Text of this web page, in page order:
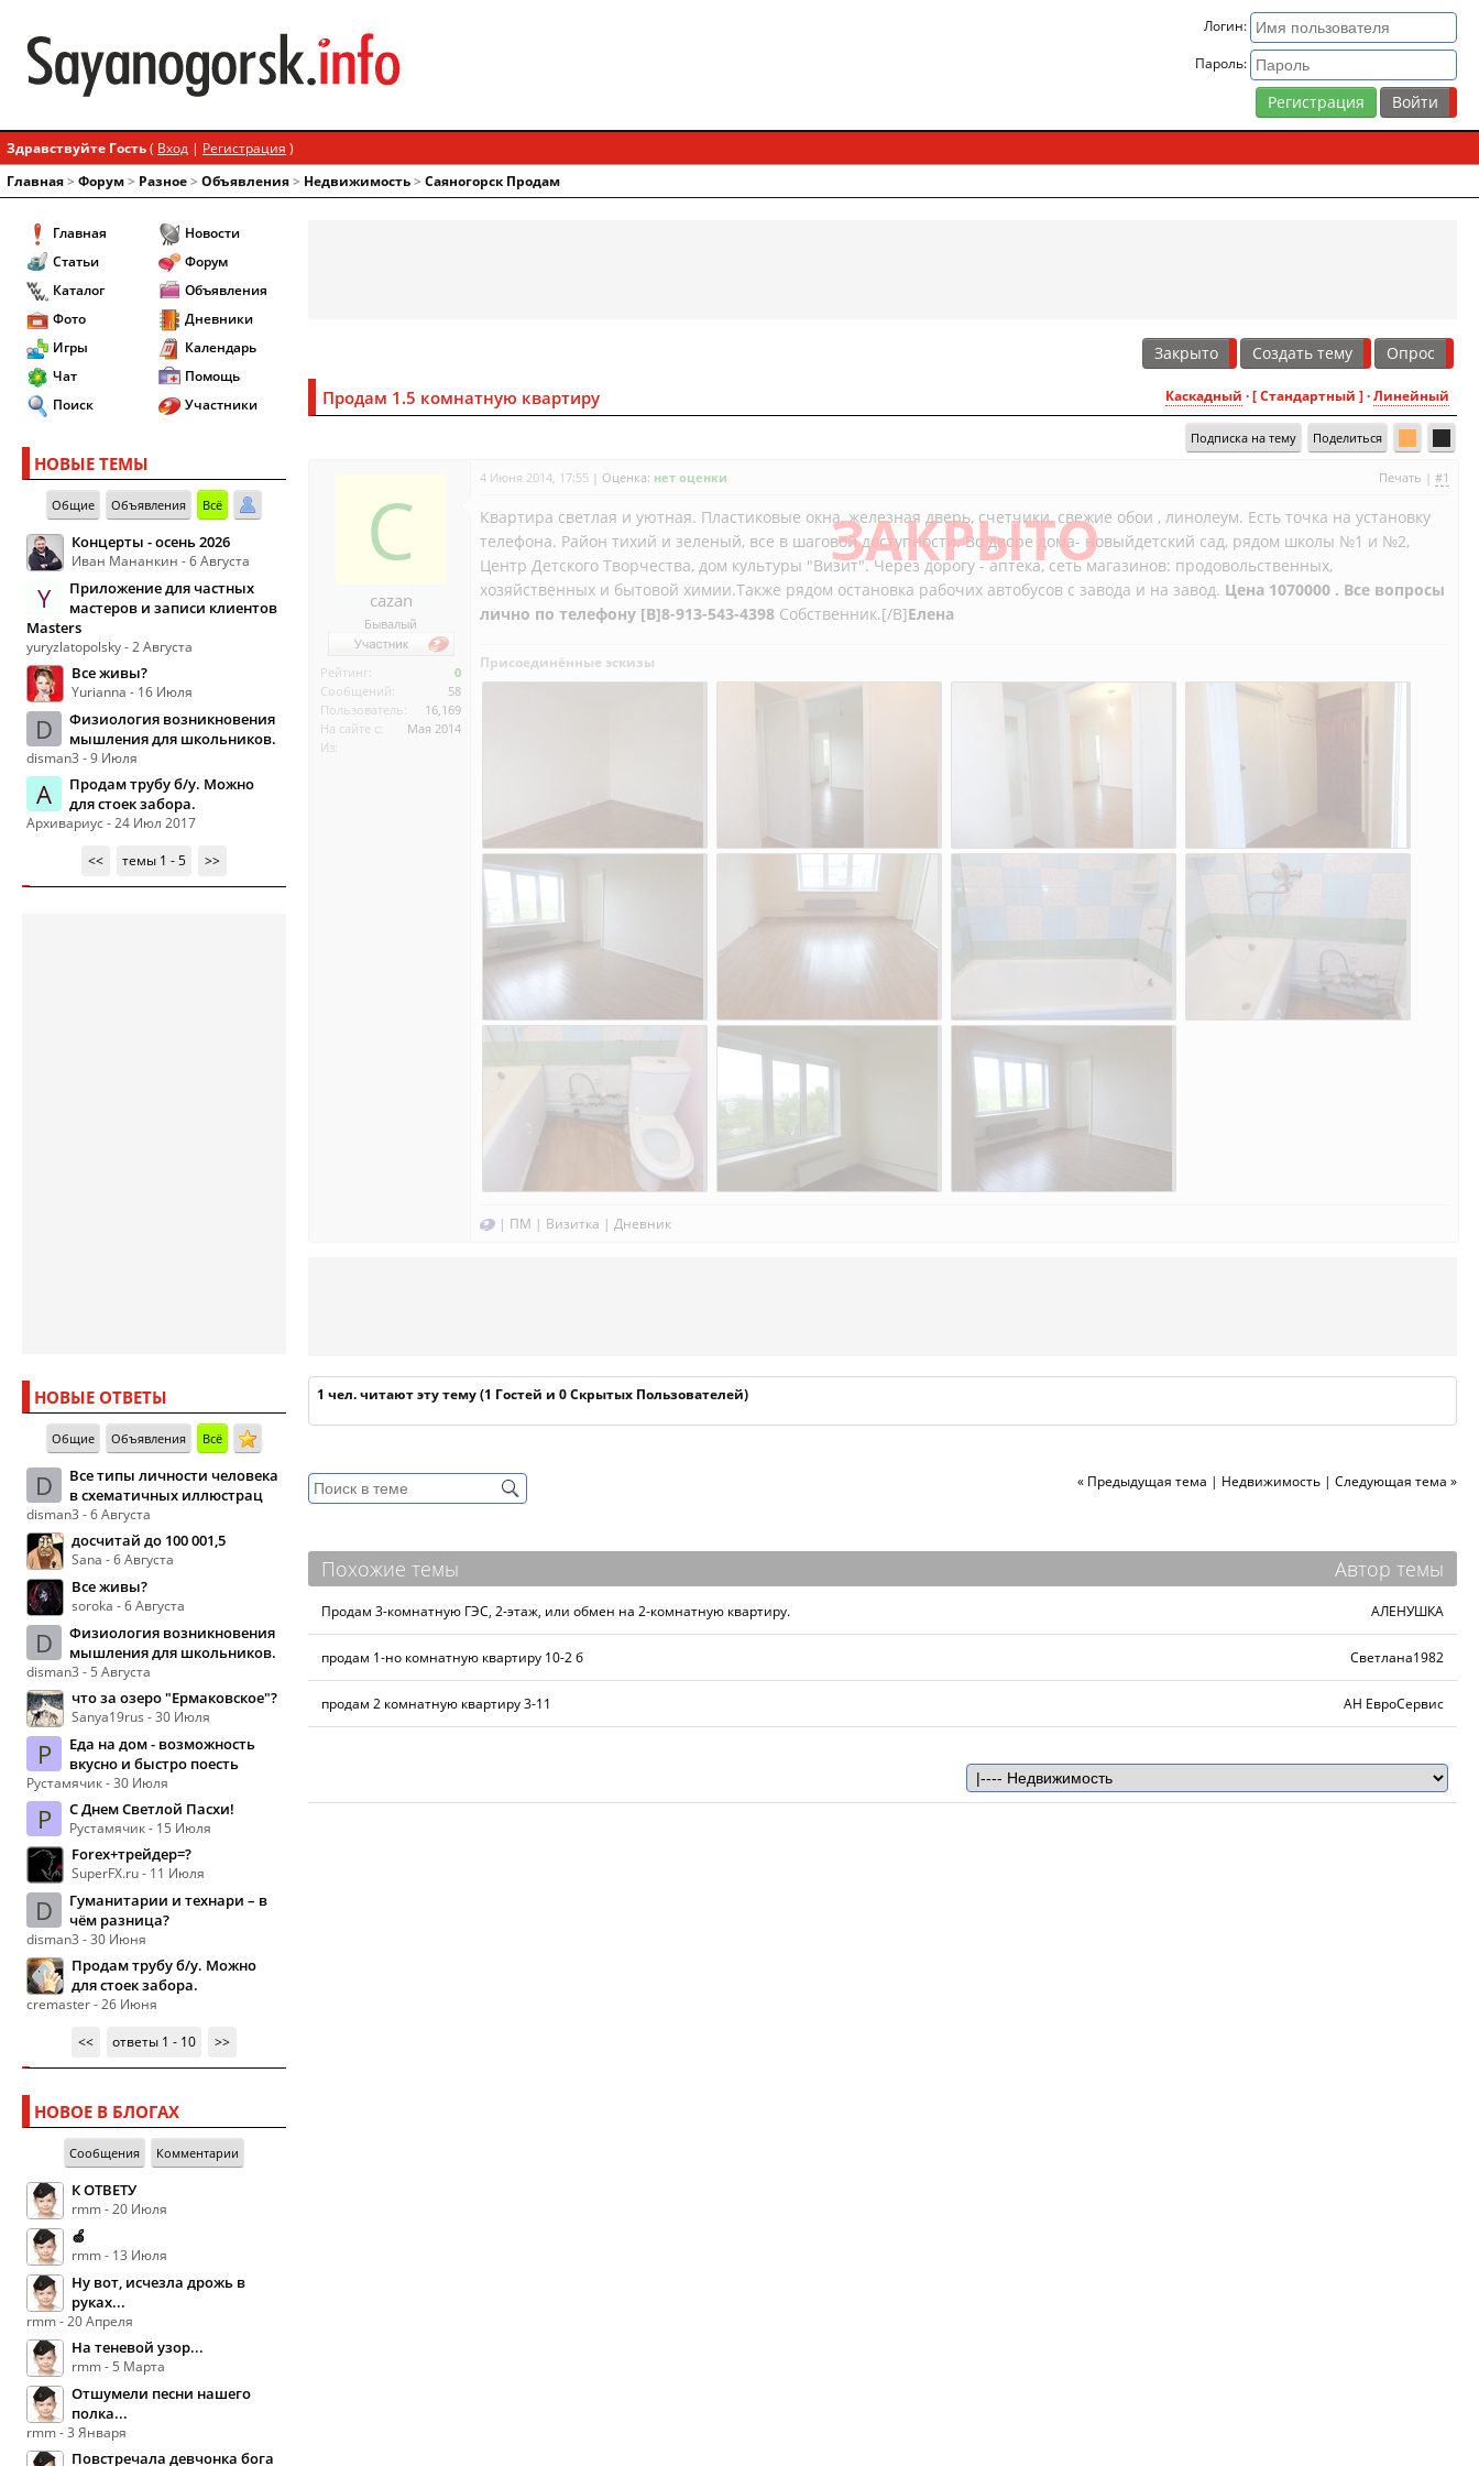
Логин:
Пароль:
Регистрация
Здравствуйте Гость( Вход | Регистрация )
Главная> Форум> Разное> Объявления> Недвижимость> Саяногорск Продам
Главная
Статьи
Каталог
Фото
Игры
Чат
Поиск
Новости
Форум
Объявления
Дневники
Календарь
Помощь
Участники
НОВЫЕ ТЕМЫ
Общие Объявления Всё
Концерты - осень 2026
Иван Мананкин - 6 Августа
Y
Приложение для частных
мастеров и записи клиентов
Masters
yuryzlatopolsky - 2 Августа
Все живы?
Yurianna - 16 Июля
D
Физиология возникновения
мышления для школьников.
disman3 - 9 Июля
А
Продам трубу б/у. Можно
для стоек забора.
Архивариус - 24 Июл 2017
<<
темы 1 - 5 >>
НОВЫЕ ОТВЕТЫ
Общие Объявления Всё
D
Все типы личности человека
в схематичных иллюстрац
disman3 - 6 Августа
досчитай до 100 001,5
Sana - 6 Августа
Все живы?
soroka - 6 Августа
D
Физиология возникновения
мышления для школьников.
disman3 - 5 Августа
что за озеро "Ермаковское"?
Sanya19rus - 30 Июля
Р
Еда на дом - возможность
вкусно и быстро поесть
Рустамячик - 30 Июля
Р С Днем Светлой Пасхи!
Рустамячик - 15 Июля
Forex+трейдер=?
SuperFX.ru - 11 Июля
D
Гуманитарии и технари – в
чём разница?
disman3 - 30 Июня
Продам трубу б/у. Можно
для стоек забора.
cremaster - 26 Июня
<<
ответы 1 - 10 >>
НОВОЕ В БЛОГАХ
Сообщения Комментарии
К ОТВЕТУ
rmm - 20 Июля
🍏
rmm - 13 Июля
Ну вот, исчезла дрожь в
руках...
rmm - 20 Апреля
На теневой узор...
rmm - 5 Марта
Отшумели песни нашего
полка...
rmm - 3 Января
Повстречала девчонка бога
Закрыто Создать тему Опрос
Каскадный · [ Стандартный ] ·Линейный
Продам 1.5 комнатную квартиру
Подписка на тему Поделиться
C
cazan
Бывалый
Рейтинг:
0
Сообщений:
58
Пользователь:
16,169
На сайте с:
Мая 2014
Из:
Печать | #1
4 Июня 2014, 17:55 | Оценка: нет оценки
ЗАКРЫТО
Квартира светлая и уютная. Пластиковые окна, железная дверь, счетчики, свежие обои , линолеум. Есть точка на установку
телефона. Район тихий и зеленый, все в шаговой доступности. Во дворе дома- новыйдетский сад, рядом школы №1 и №2,
Центр Детского Творчества, дом культуры "Визит". Через дорогу - аптека, сеть магазинов: продовольственных,
хозяйственных и бытовой химии.Также рядом остановка рабочих автобусов с завода и на завод. Цена 1070000 . Все вопросы
лично по телефону [B]8-913-543-4398 Собственник.[/B]Елена
Присоединённые эскизы
| ПМ | Визитка | Дневник
1 чел. читают эту тему (1 Гостей и 0 Скрытых Пользователей)
« Предыдущая тема | Недвижимость | Следующая тема »
Похожие темы Автор темы
Продам 3-комнатную ГЭС, 2-этаж, или обмен на 2-комнатную квартиру. АЛЕНУШКА
продам 1-но комнатную квартиру 10-2 б Светлана1982
продам 2 комнатную квартиру 3-11 АН ЕвроСервис